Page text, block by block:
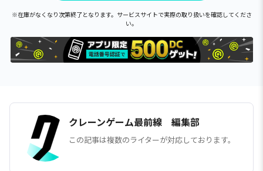
※在庫がなくなり次第終了となります。サービスサイトで実際の取り扱いを確認してくださ
い。
クレーンゲーム最前線 編集部
この記事は複数のライターが対応しております。